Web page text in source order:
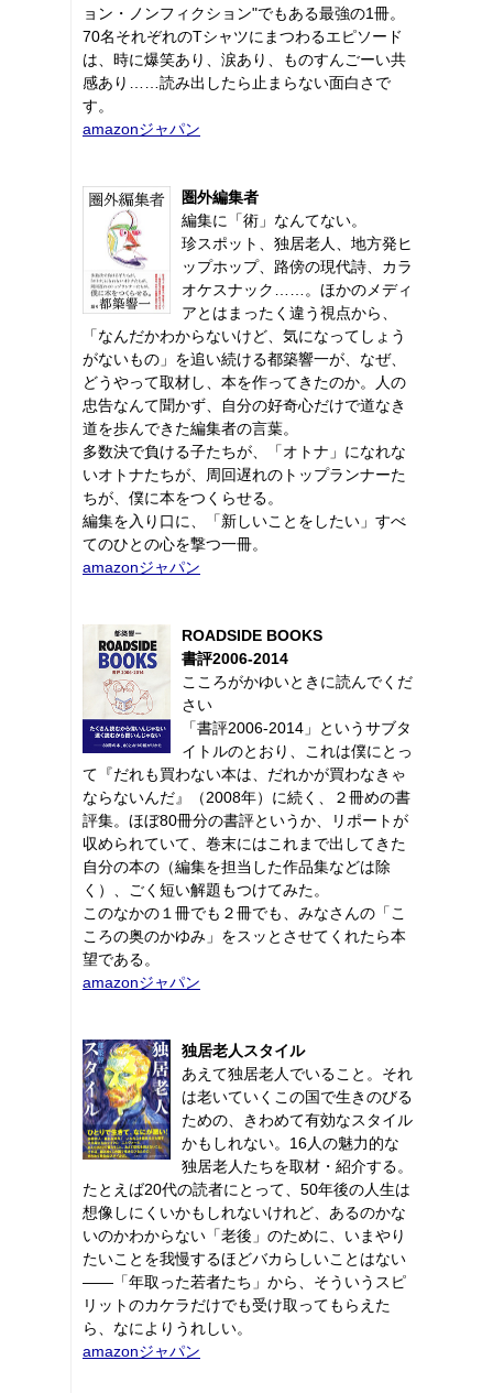
ョン・ノンフィクション"でもある最強の1冊。
70名それぞれのTシャツにまつわるエピソード
は、時に爆笑あり、涙あり、ものすんごーい共
感あり……読み出したら止まらない面白さで
す。
amazonジャパン
圏外編集者
編集に「術」なんてない。
珍スポット、独居老人、地方発ヒ
ップホップ、路傍の現代詩、カラ
オケスナック……。ほかのメディ
アとはまったく違う視点から、
「なんだかわからないけど、気になってしょう
がないもの」を追い続ける都築響一が、なぜ、
どうやって取材し、本を作ってきたのか。人の
忠告なんて聞かず、自分の好奇心だけで道なき
道を歩んできた編集者の言葉。
多数決で負ける子たちが、「オトナ」になれな
いオトナたちが、周回遅れのトップランナーた
ちが、僕に本をつくらせる。
編集を入り口に、「新しいことをしたい」すべ
てのひとの心を撃つ一冊。
amazonジャパン
ROADSIDE BOOKS
書評2006-2014
こころがかゆいときに読んでくだ
さい
「書評2006-2014」というサブタ
イトルのとおり、これは僕にとっ
て『だれも買わない本は、だれかが買わなきゃ
ならないんだ』（2008年）に続く、２冊めの書
評集。ほぼ80冊分の書評というか、リポートが
収められていて、巻末にはこれまで出してきた
自分の本の（編集を担当した作品集などは除
く）、ごく短い解題もつけてみた。
このなかの１冊でも２冊でも、みなさんの「こ
ころの奥のかゆみ」をスッとさせてくれたら本
望である。
amazonジャパン
独居老人スタイル
あえて独居老人でいること。それ
は老いていくこの国で生きのびる
ための、きわめて有効なスタイル
かもしれない。16人の魅力的な
独居老人たちを取材・紹介する。
たとえば20代の読者にとって、50年後の人生は
想像しにくいかもしれないけれど、あるのかな
いのかわからない「老後」のために、いまやり
たいことを我慢するほどバカらしいことはない
――「年取った若者たち」から、そういうスピ
リットのカケラだけでも受け取ってもらえた
ら、なによりうれしい。
amazonジャパン